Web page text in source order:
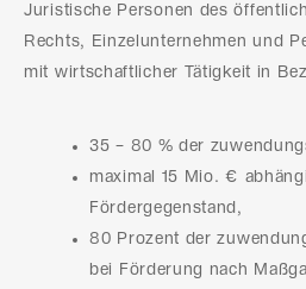
Juristische Personen des
Rechts, Einzelunternehmen und
mit wirtschaftlicher Tätigkeit in
35 – 80 % der
maximal 15 Mio. €
Fördergegenstand,
80 Prozent der
bei Förderung nach